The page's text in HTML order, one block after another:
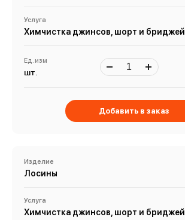
Услуга
Химчистка джинсов, шорт и бриджей
Ед. изм
шт.
Добавить в заказ
Изделие
Лосины
Услуга
Химчистка джинсов, шорт и бриджей